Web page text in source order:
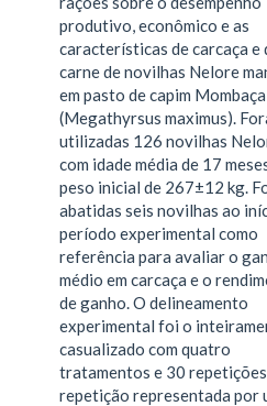
produtivo, econômico e as
características de carcaça e
carne de novilhas Nelore
em pasto de capim Mombaça
(Megathyrsus maximus).
utilizadas 126 novilhas
com idade média de 17
peso inicial de 267±12 kg.
abatidas seis novilhas ao
período experimental como
referência para avaliar o
médio em carcaça e o
de ganho. O delineamento
experimental foi o
casualizado com quatro
tratamentos e 30
repetição representada por